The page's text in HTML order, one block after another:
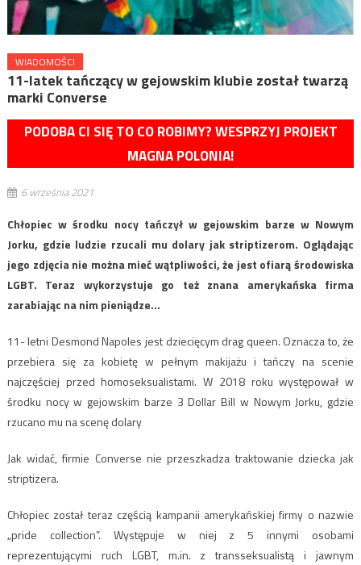
WIADOMOŚCI
11-latek tańczący w gejowskim klubie został twarzą
marki Converse
PODOBA CI SIĘ TO CO ROBIMY? WESPRZYJ PROJEKT
MAGNA POLONIA!
6 września 2021
Chłopiec w środku nocy tańczył w gejowskim barze w Nowym
Jorku, gdzie ludzie rzucali mu dolary jak striptizerom. Oglądając
jego zdjęcia nie można mieć wątpliwości, że jest ofiarą środowiska
LGBT. Teraz wykorzystuje go też znana amerykańska firma
zarabiając na nim pieniądze…
11- letni Desmond Napoles jest dziecięcym drag queen. Oznacza to, że
przebiera się za kobietę w pełnym makijażu i tańczy na scenie
najczęściej przed homoseksualistami. W 2018 roku występował w
środku nocy w gejowskim barze 3 Dollar Bill w Nowym Jorku, gdzie
rzucano mu na scenę dolary
Jak widać, firmie Converse nie przeszkadza traktowanie dziecka jak
striptizera.
Chłopiec został teraz częścią kampanii amerykańskiej firmy o nazwie
„pride collection”. Występuje w niej z 5 innymi osobami
reprezentującymi ruch LGBT, m.in. z transseksualistą i jawnym